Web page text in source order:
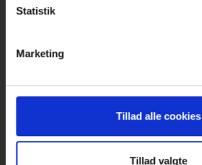
Statistik
Marketing
Tillad alle cookies
Tillad valgte